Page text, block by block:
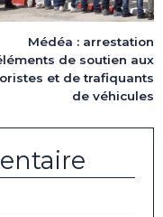
Médéa : arrestation
de soutien aux
et de trafiquants
de véhicules